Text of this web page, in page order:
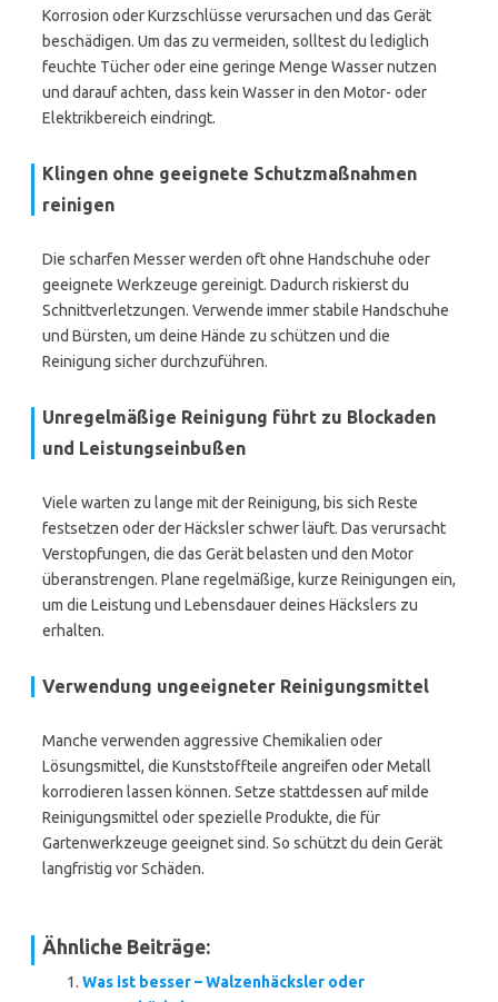
Korrosion oder Kurzschlüsse verursachen und das Gerät
beschädigen. Um das zu vermeiden, solltest du lediglich
feuchte Tücher oder eine geringe Menge Wasser nutzen
und darauf achten, dass kein Wasser in den Motor- oder
Elektrikbereich eindringt.
Klingen ohne geeignete Schutzmaßnahmen
reinigen
Die scharfen Messer werden oft ohne Handschuhe oder
geeignete Werkzeuge gereinigt. Dadurch riskierst du
Schnittverletzungen. Verwende immer stabile Handschuhe
und Bürsten, um deine Hände zu schützen und die
Reinigung sicher durchzuführen.
Unregelmäßige Reinigung führt zu Blockaden
und Leistungseinbußen
Viele warten zu lange mit der Reinigung, bis sich Reste
festsetzen oder der Häcksler schwer läuft. Das verursacht
Verstopfungen, die das Gerät belasten und den Motor
überanstrengen. Plane regelmäßige, kurze Reinigungen ein,
um die Leistung und Lebensdauer deines Häckslers zu
erhalten.
Verwendung ungeeigneter Reinigungsmittel
Manche verwenden aggressive Chemikalien oder
Lösungsmittel, die Kunststoffteile angreifen oder Metall
korrodieren lassen können. Setze stattdessen auf milde
Reinigungsmittel oder spezielle Produkte, die für
Gartenwerkzeuge geeignet sind. So schützt du dein Gerät
langfristig vor Schäden.
Ähnliche Beiträge:
Was ist besser – Walzenhäcksler oder